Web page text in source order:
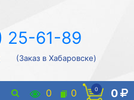
25-61-89
(Заказ в Хабаровске)
0 0 0 0